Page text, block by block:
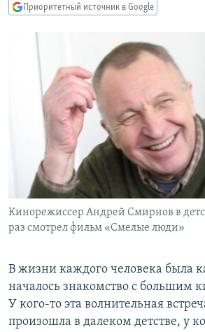
Вернутся
КАВКАЗ.РЕАЛИИ
СИБИРЬ.РЕАЛИИ
РАСПИСАНИЕ ВЕЩАНИЯ
ПОДПИШИТЕСЬ НА РАССЫЛКУ
СОЦИАЛЬНЫЕ СЕТИ
Приоритетный источник в Google
Кинорежиссер Андрей Смирнов в
раз смотрел фильм «Смелые люди»
В жизни каждого человека была
началось знакомство с большим
У кого-то эта волнительная
произошла в далеком детстве, у